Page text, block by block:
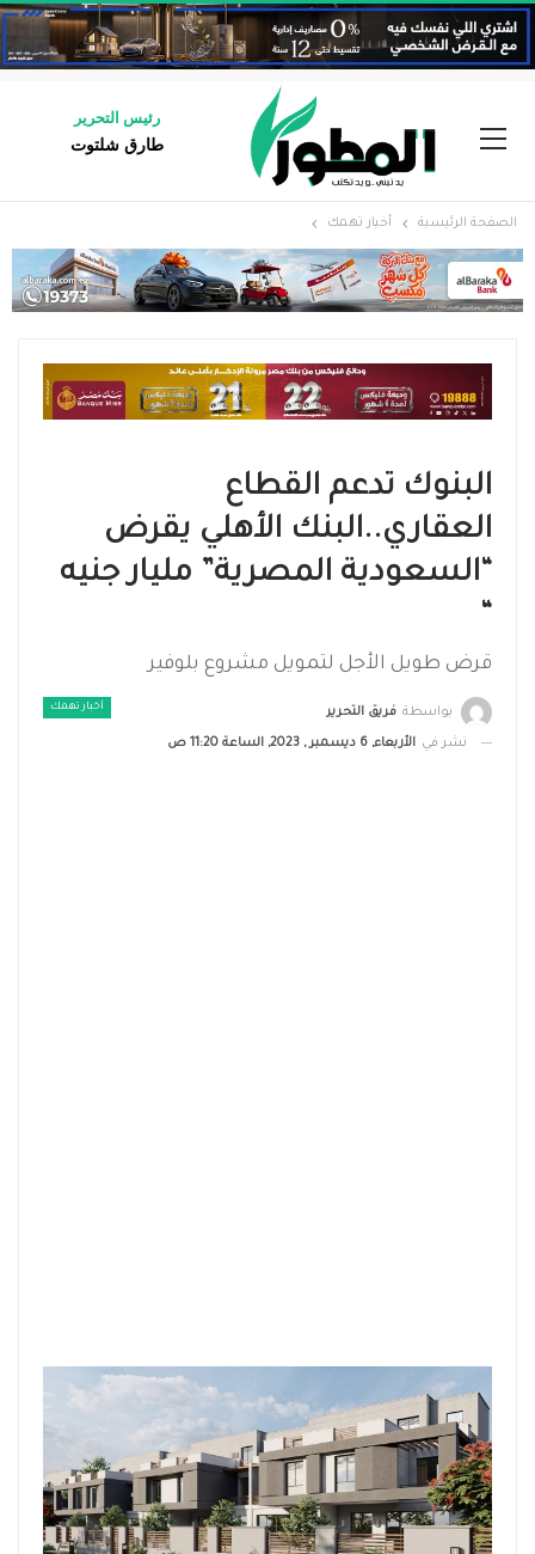
رئيس التحرير
طارق شلتوت
الصفحة الرئيسية أخبار تهمك
البنوك تدعم القطاع
العقاري..البنك الأهلي يقرض
“السعودية المصرية” مليار جنيه
“
قرض طويل الأجل لتمويل مشروع بلوفير
أخبار تهمك بواسطة فريق التحرير
نشر في الأربعاء, 6 ديسمبر , 2023, الساعة 11:20 ص